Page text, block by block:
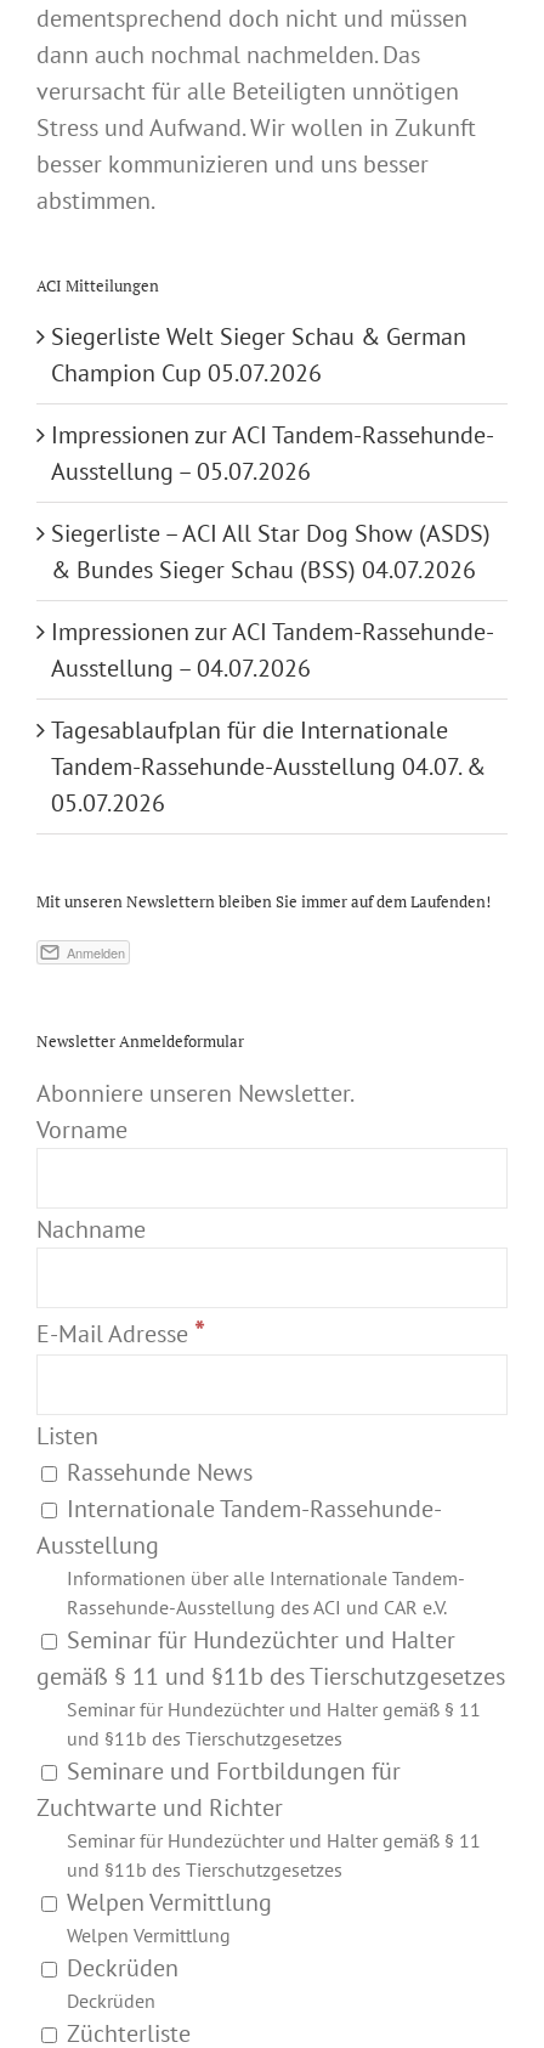
dementsprechend doch nicht und müssen
dann auch nochmal nachmelden. Das
verursacht für alle Beteiligten unnötigen
Stress und Aufwand. Wir wollen in Zukunft
besser kommunizieren und uns besser
abstimmen.
ACI Mitteilungen
Siegerliste Welt Sieger Schau & German
Champion Cup 05.07.2026
Impressionen zur ACI Tandem-Rassehunde-
Ausstellung – 05.07.2026
Siegerliste – ACI All Star Dog Show (ASDS)
& Bundes Sieger Schau (BSS) 04.07.2026
Impressionen zur ACI Tandem-Rassehunde-
Ausstellung – 04.07.2026
Tagesablaufplan für die Internationale
Tandem-Rassehunde-Ausstellung 04.07. &
05.07.2026
Mit unseren Newslettern bleiben Sie immer auf dem Laufenden!
Newsletter Anmeldeformular
Abonniere unseren Newsletter.
Vorname
Nachname
E-Mail Adresse *
Listen
Rassehunde News
Internationale Tandem-Rassehunde-
Ausstellung
Informationen über alle Internationale Tandem-
Rassehunde-Ausstellung des ACI und CAR e.V.
Seminar für Hundezüchter und Halter
gemäß § 11 und §11b des Tierschutzgesetzes
Seminar für Hundezüchter und Halter gemäß § 11
und §11b des Tierschutzgesetzes
Seminare und Fortbildungen für
Zuchtwarte und Richter
Seminar für Hundezüchter und Halter gemäß § 11
und §11b des Tierschutzgesetzes
Welpen Vermittlung
Welpen Vermittlung
Deckrüden
Deckrüden
Züchterliste